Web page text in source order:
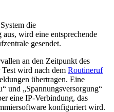
die
aus, wird eine entsprechende
gesendet.
an den Zeitpunkt des
wird nach dem Routineruf
übertragen. Eine
und „Spannungsversorgung“
eine IP-Verbindung, das
konfiguriert wird.